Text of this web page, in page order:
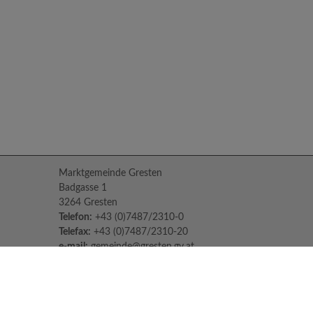
Marktgemeinde Gresten
Badgasse 1
3264 Gresten
Telefon: +43 (0)7487/2310-0
Telefax: +43 (0)7487/2310-20
e-mail: gemeinde@gresten.gv.at